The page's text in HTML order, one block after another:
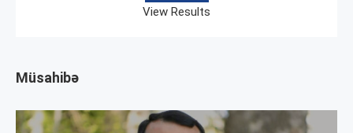
View Results
Müsahibə